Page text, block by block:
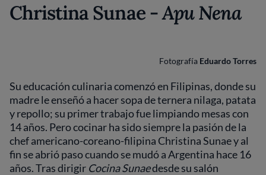
Christina Sunae -Apu Nena
Fotografía Eduardo Torres
Su educación culinaria comenzó en Filipinas, donde su
madre le enseñó a hacer sopa de ternera nilaga, patata
y repollo; su primer trabajo fue limpiando mesas con
14 años. Pero cocinar ha sido siempre la pasión de la
chef americano-coreano-filipina Christina Sunae y al
fin se abrió paso cuando se mudó a Argentina hace 16
años. Tras dirigir Cocina Sunaedesde su salón